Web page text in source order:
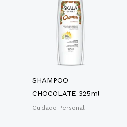
SHAMPOO
CHOCOLATE 325ml
Cuidado Personal